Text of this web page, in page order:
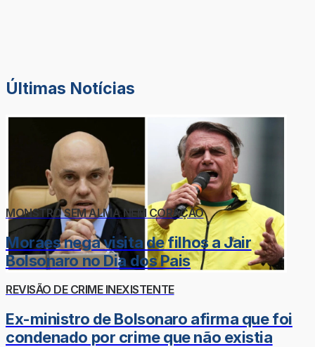
Últimas Notícias
MONSTRO SEM ALMA NEM CORAÇÃO
Moraes nega visita de filhos a Jair
Bolsonaro no Dia dos Pais
REVISÃO DE CRIME INEXISTENTE
Ex-ministro de Bolsonaro afirma que foi
condenado por crime que não existia